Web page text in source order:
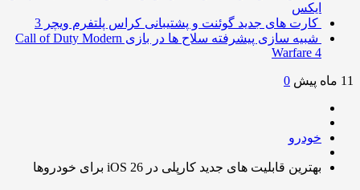
کارت های جدید گوئنت و پشتیبانی کراس پلتفرم ویچر 3
شبیه سازی پیشرفته سلاح ها در بازی Call of Duty Modern
Warfare 4
0
خودرو
بهترین قابلیت های جدید کارپلی در iOS 26 برای خودروها